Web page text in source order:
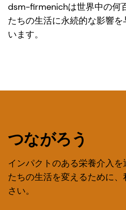
dsm-firmenichは世界中の何
たちの生活に永続的な影響
います。
つながろう
インパクトのある栄養介入
たちの生活を変えるために
さい。